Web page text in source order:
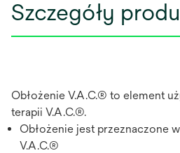
Szczegóły
Obłożenie V.A.C.® to element
terapii V.A.C.®.
Obłożenie jest przeznaczone
V.A.C.®